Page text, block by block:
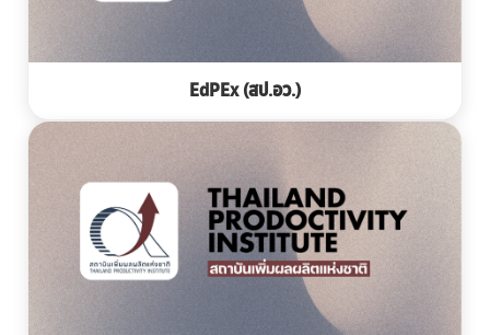
EdPEx (สป.อว.)